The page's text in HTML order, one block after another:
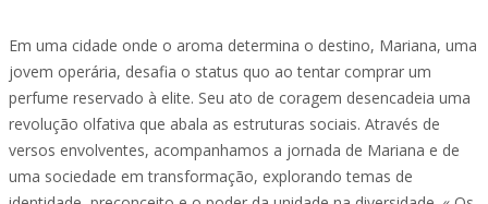
Em uma cidade onde o aroma determina o destino, Mariana, uma
jovem operária, desafia o status quo ao tentar comprar um
perfume reservado à elite. Seu ato de coragem desencadeia uma
revolução olfativa que abala as estruturas sociais. Através de
versos envolventes, acompanhamos a jornada de Mariana e de
uma sociedade em transformação, explorando temas de